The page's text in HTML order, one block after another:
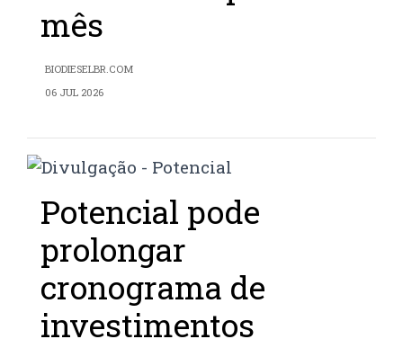
mês
BIODIESELBR.COM
06 JUL 2026
Potencial pode
prolongar
cronograma de
investimentos